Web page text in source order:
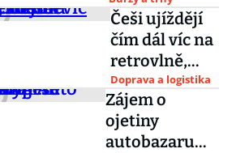
poučit z
chyb
koncernu
jejich
hodnota
vzrostla až
osminásobně
Češi ujíždějí
čím dál víc na
retrovlně,
známé
značky už ale
nejsou
lidovou
Doprava a logistika
Zájem o
ojetiny
autobazaru